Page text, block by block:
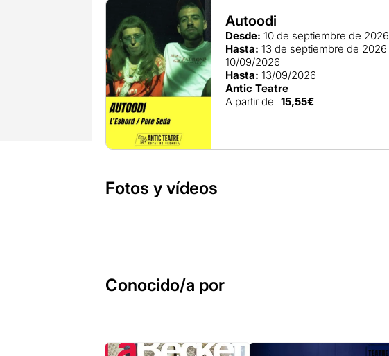
Autoodi
Desde: 10 de septiembre de 2026
Hasta: 13 de septiembre de 2026
10/09/2026
Hasta: 13/09/2026
Antic Teatre
A partir de 15,55€
Fotos y vídeos
Conocido/a por